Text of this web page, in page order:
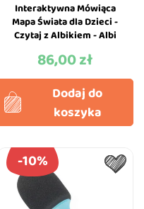
Interaktywna Mówiąca
Mapa Świata dla Dzieci -
Czytaj z Albikiem - Albi
Cena
86,00 zł
Dodaj do
koszyka
-10%